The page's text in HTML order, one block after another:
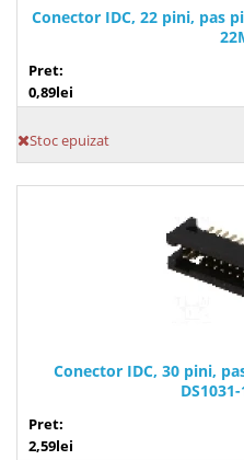
Conector IDC, 22 pini, pas
Pret:
0,89lei
Stoc epuizat
Conector IDC, 30 pini,
Pret:
2,59lei